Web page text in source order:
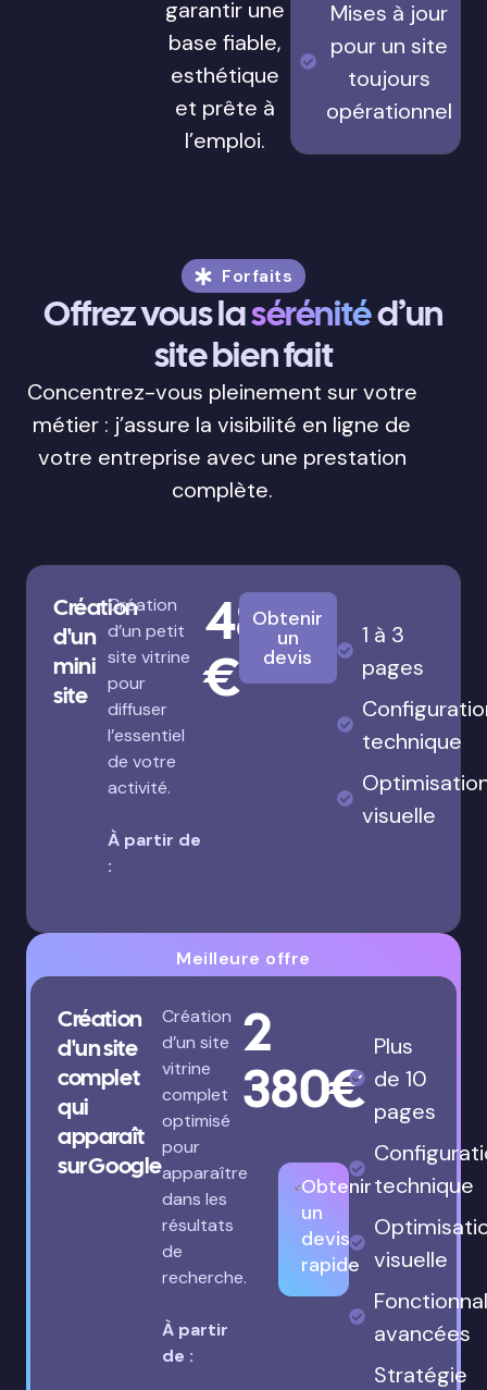
garantir une
base fiable,
esthétique
et prête à
l’emploi.
Mises à jour
pour un site
toujours
opérationnel
Forfaits
Offrez vous lasérénitéd’un
site bien fait
Concentrez-vous pleinement sur votre
métier : j’assure la visibilité en ligne de
votre entreprise avec une prestation
complète.
Création
d'un
mini
site
Création
d’un petit
site vitrine
pour
diffuser
l’essentiel
de votre
activité.
À partir de
:
480
€
Obtenir
un
devis
1 à 3
pages
technique
visuelle
Meilleure offre
Création
d'un site
complet
qui
apparaît
sur Google
Création
d’un site
vitrine
complet
optimisé
pour
apparaître
dans les
résultats
de
recherche.
À partir
de :
2
380€
Obtenir
un
devis
rapide
Plus
de 10
pages
technique
visuelle
avancées
Stratégie